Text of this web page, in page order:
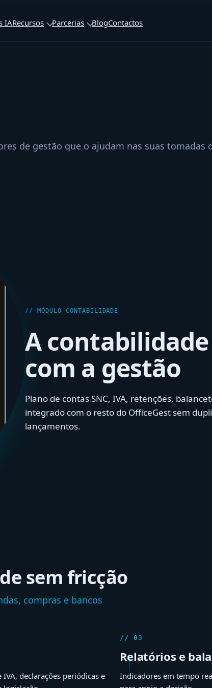
IARecursos Parcerias BlogContactos
de gestão que o ajudam nas suas tomadas
// MÓDULO CONTABILIDADE
A
com a gestão
Plano de contas SNC, IVA, retenções,
integrado com o resto do OfficeGest sem
lançamentos.
sem fricção
compras e bancos
declarações periódicas e
// 03
Relatórios e
Indicadores em tempo